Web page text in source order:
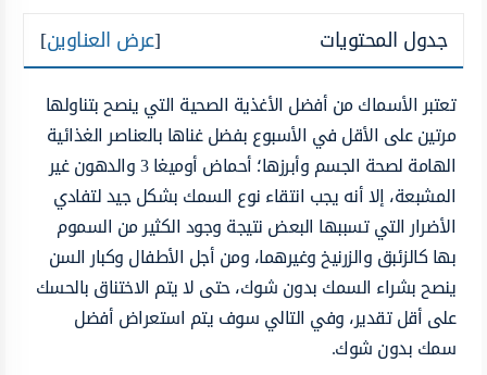
جدول المحتويات [عرض العناوين]
تعتبر الأسماك من أفضل الأغذية الصحية التي ينصح بتناولها
مرتين على الأقل في الأسبوع بفضل غناها بالعناصر الغذائية
الهامة لصحة الجسم وأبرزها؛ أحماض أوميغا 3 والدهون غير
المشبعة، إلا أنه يجب انتقاء نوع السمك بشكل جيد لتفادي
الأضرار التي تسببها البعض نتيجة وجود الكثير من السموم
بها كالزئبق والزرنيخ وغيرهما، ومن أجل الأطفال وكبار السن
ينصح بشراء السمك بدون شوك، حتى لا يتم الاختناق بالحسك
على أقل تقدير، وفي التالي سوف يتم استعراض أفضل
سمك بدون شوك.